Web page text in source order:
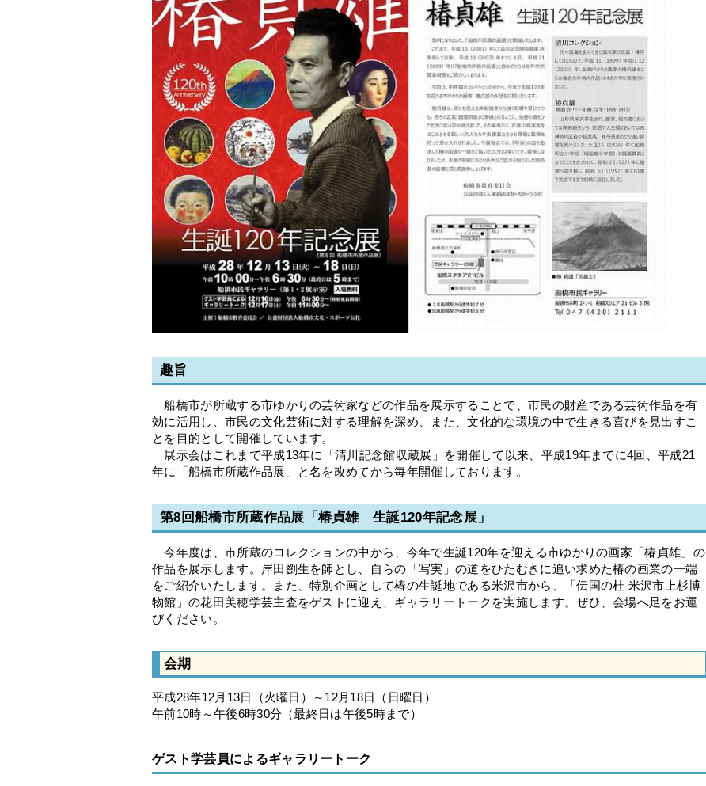
趣旨
船橋市が所蔵する市ゆかりの芸術家などの作品を展示することで、市民の財産である芸術作品を有
効に活用し、市民の文化芸術に対する理解を深め、また、文化的な環境の中で生きる喜びを見出すこ
とを目的として開催しています。
展示会はこれまで平成13年に「清川記念館収蔵展」を開催して以来、平成19年までに4回、平成21
年に「船橋市所蔵作品展」と名を改めてから毎年開催しております。
第8回船橋市所蔵作品展「椿貞雄 生誕120年記念展」
今年度は、市所蔵のコレクションの中から、今年で生誕120年を迎える市ゆかりの画家「椿貞雄」の
作品を展示します。岸田劉生を師とし、自らの「写実」の道をひたむきに追い求めた椿の画業の一端
をご紹介いたします。また、特別企画として椿の生誕地である米沢市から、「伝国の杜 米沢市上杉博
物館」の花田美穂学芸主査をゲストに迎え、ギャラリートークを実施します。ぜひ、会場へ足をお運
びください。
会期
平成28年12月13日（火曜日）～12月18日（日曜日）
午前10時～午後6時30分（最終日は午後5時まで）
ゲスト学芸員によるギャラリートーク